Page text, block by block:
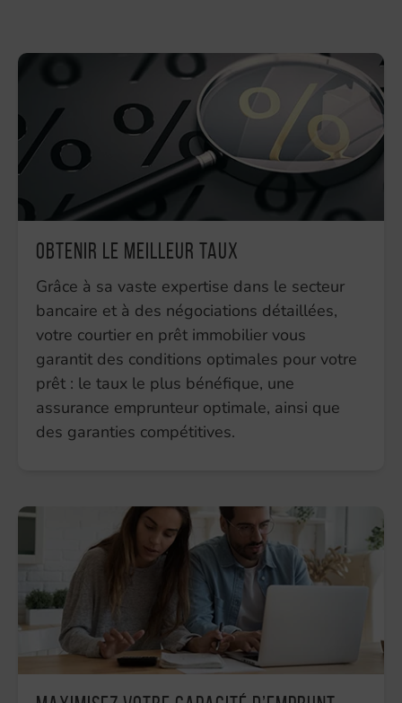
Obtenir le meilleur taux
Grâce à sa vaste expertise dans le secteur
bancaire et à des négociations détaillées,
votre courtier en prêt immobilier vous
garantit des conditions optimales pour votre
prêt : le taux le plus bénéfique, une
assurance emprunteur optimale, ainsi que
des garanties compétitives.